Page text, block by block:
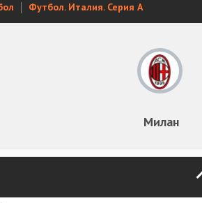
Футбол. Италия. Серия А
Милан